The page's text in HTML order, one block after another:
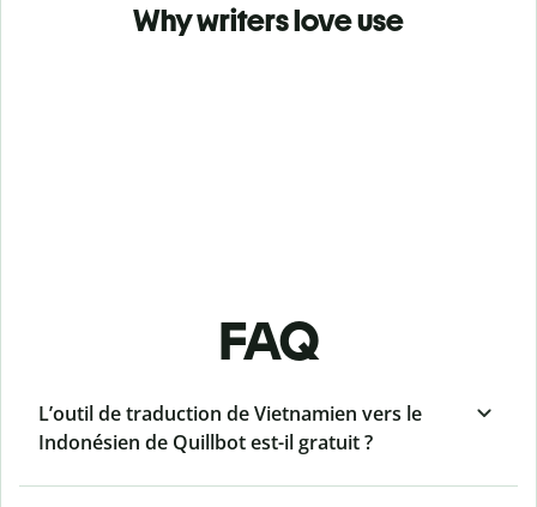
Why writers love use
FAQ
L’outil de traduction de Vietnamien vers le
Indonésien de Quillbot est-il gratuit ?